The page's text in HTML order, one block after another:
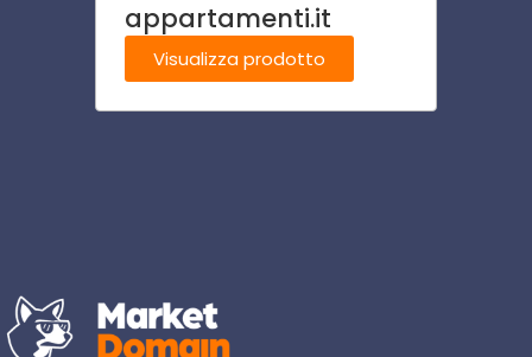
appartamenti.it
Visualizza prodotto